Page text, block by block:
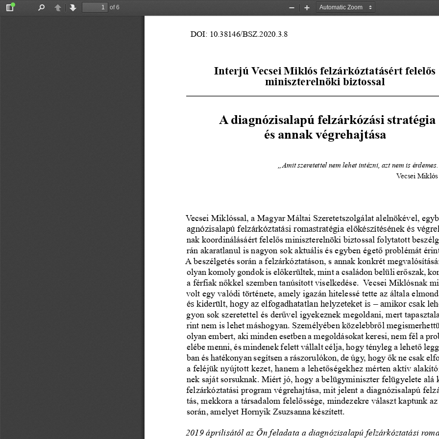
Toggle
PreviousNext
of 6
Zoom
Zoom
Interjú Vecsei Miklós felzárkóztatásért felelős
miniszterelnöki biztossal
A diagnózisalapú felzárkózási stratégia
és annak végrehajtása
„Amit szeretettel nem lehet intézni, azt nem is
Vecsei                Miklós
Vecsei Miklóssal, a Magyar Máltai Szeretetszolgálat alelnökével,
agnózisalapú felzárkóztatási romastratégia előkészítésének és
nak koordinálásáért felelős miniszterelnöki biztossal folytatott
rán akaratlanul is nagyon sok aktuális és egyben égető problémát
A beszélgetés során a felzárkóztatáson, s annak konkrét
olyan komoly gondok is előkerültek, mint a családon belüli erőszak,
a férfiak nőkkel szemben tanúsított viselkedése.  Vecsei Miklósnak
volt egy valódi története, amely igazán hitelessé tette az általa
és kiderült, hogy az elfogadhatatlan helyzeteket is – amikor csak
gyon sok szeretettel és derűvel igyekeznek megoldani, mert
rint nem is lehet máshogyan. Személyében közelebbről
olyan embert, aki minden esetben a megoldásokat keresi, nem fél a
elébe menni, és mindenek felett vállalt célja, hogy tényleg a lehető
ban és hatékonyan segítsen a rászorulókon, de úgy, hogy ők ne csak
a feléjük nyújtott kezet, hanem a lehetőségekhez mérten aktív
nek saját sorsuknak. Miért jó, hogy a belügyminiszter felügyelete alá
felzárkóztatási program végrehajtása, mit jelent a diagnózisalapú
tás, mekkora a társadalom felelőssége, mindezekre választ kaptunk
során, amelyet Hornyik Zsuzsanna készített.
2019 áprilisától az Ön feladata a diagnózisalapú felzárkóztatási
DOI: 10.38146/BSZ.2020.3.8